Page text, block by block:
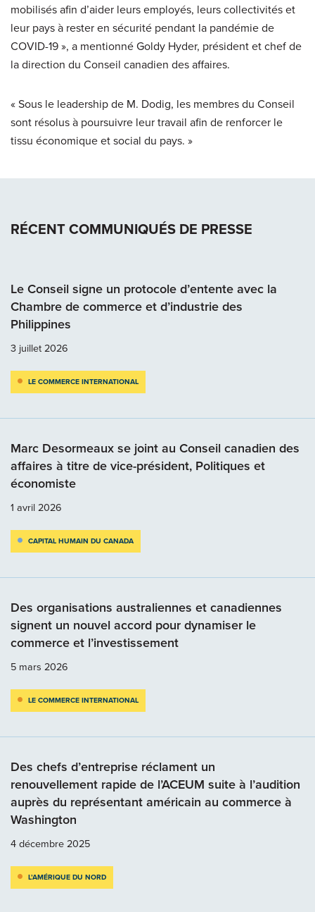
mobilisés afin d’aider leurs employés, leurs collectivités et
leur pays à rester en sécurité pendant la pandémie de
COVID-19 », a mentionné Goldy Hyder, président et chef de
la direction du Conseil canadien des affaires.
« Sous le leadership de M. Dodig, les membres du Conseil
sont résolus à poursuivre leur travail afin de renforcer le
tissu économique et social du pays. »
RÉCENT COMMUNIQUÉS DE PRESSE
Le Conseil signe un protocole d’entente avec la
Chambre de commerce et d’industrie des
Philippines
3 juillet 2026
LE COMMERCE INTERNATIONAL
Marc Desormeaux se joint au Conseil canadien des
affaires à titre de vice-président, Politiques et
économiste
1 avril 2026
CAPITAL HUMAIN DU CANADA
Des organisations australiennes et canadiennes
signent un nouvel accord pour dynamiser le
commerce et l’investissement
5 mars 2026
LE COMMERCE INTERNATIONAL
Des chefs d’entreprise réclament un
renouvellement rapide de l’ACEUM suite à l’audition
auprès du représentant américain au commerce à
Washington
4 décembre 2025
L’AMÉRIQUE DU NORD